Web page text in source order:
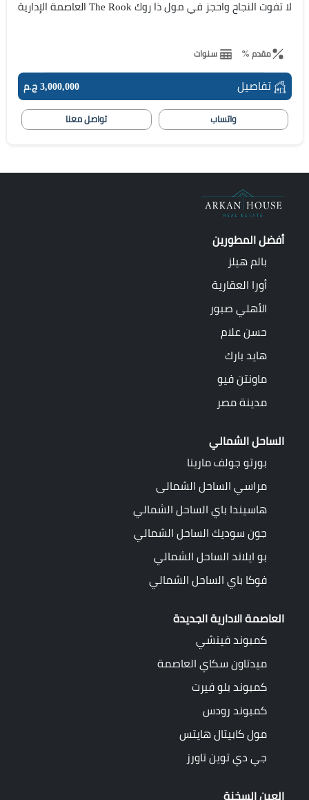
لا تفوت النجاح واحجز في مول ذا روك The Rook العاصمة الإدارية
مقدم % سنوات
تفاصيل 3,000,000 ج.م
واتساب تواصل معنا
أفضل المطورين
بالم هيلز
أورا العقارية
الأهلي صبور
حسن علام
هايد بارك
ماونتن فيو
مدينة مصر
الساحل الشمالي
بورتو جولف مارينا
مراسي الساحل الشمالى
هاسيندا باي الساحل الشمالي
جون سوديك الساحل الشمالي
بو ايلاند الساحل الشمالي
فوكا باي الساحل الشمالي
العاصمة الادارية الجديدة
كمبوند فينشي
ميدتاون سكاي العاصمة
كمبوند بلو فيرت
كمبوند رودس
مول كابيتال هايتس
جي دي توين تاورز
العين السخنة